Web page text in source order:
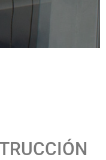
eso nuestras
adaptarse y